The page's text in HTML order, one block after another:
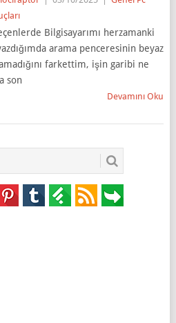
Bilgisayarımı herzamanki
arama penceresinin beyaz
farkettim, işin garibi ne
son
Devamını Oku